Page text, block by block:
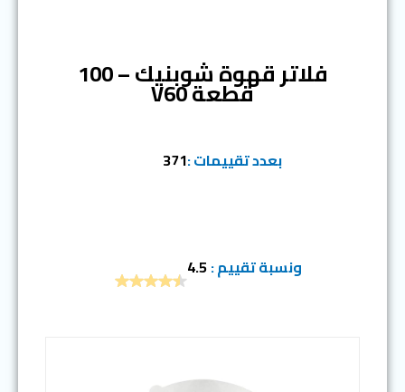
فلاتر قهوة شوبنيك – 100 قطعة V60
بعدد تقييمات :371
ونسبة تقييم :4.5